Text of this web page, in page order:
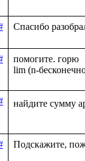
помогите. горю
найдите сумму